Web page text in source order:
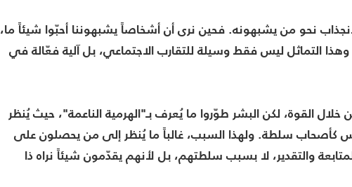
نحو من يشبهونه. فحين نرى أن أشخاصاً يشبهوننا أحبّوا شيئاً ما،
التماثل ليس فقط وسيلة للتقارب الاجتماعي، بل آلية فعّالة في
القوة، لكن البشر طوّروا ما يُعرف بـ"الهرمية الناعمة"، حيث يُنظر
كأصحاب سلطة. ولهذا السبب، غالباً ما يُنظر إلى من يحصلون على
والتقدير، لا بسبب سلطتهم، بل لأنهم يقدّمون شيئاً نراه ذا